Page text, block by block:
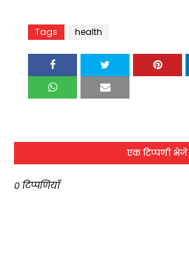
Tags health
एक टिप्पणी भेजें
0 टिप्पणियाँ